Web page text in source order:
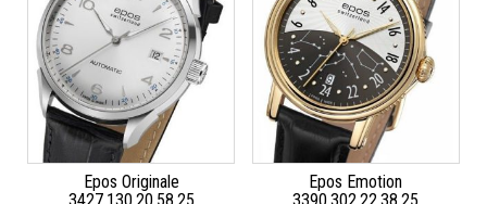
Epos Originale
Epos Emotion